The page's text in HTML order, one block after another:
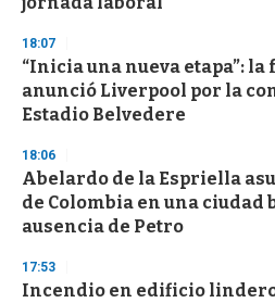
18:07
“Inicia una nueva etapa”: la
anunció Liverpool por la
Estadio Belvedere
18:06
Abelardo de la Espriella
de Colombia en una ciudad
ausencia de Petro
17:53
Incendio en edificio